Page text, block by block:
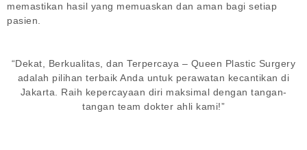
memastikan hasil yang memuaskan dan aman bagi setiap
pasien.
“Dekat, Berkualitas, dan Terpercaya – Queen Plastic Surgery
adalah pilihan terbaik Anda untuk perawatan kecantikan di
Jakarta. Raih kepercayaan diri maksimal dengan tangan-
tangan team dokter ahli kami!”